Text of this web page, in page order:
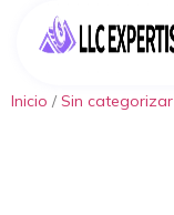
Inicio / Sin categorizar